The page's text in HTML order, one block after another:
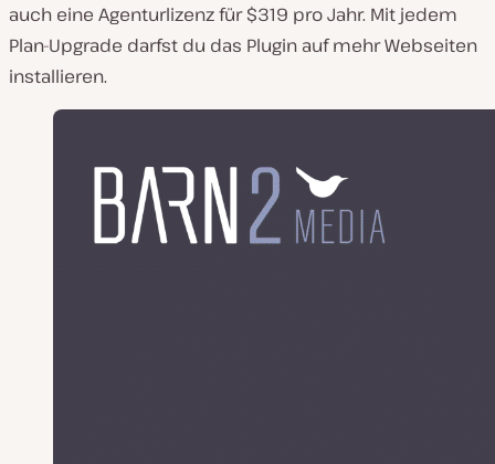
auch eine Agenturlizenz für $319 pro Jahr. Mit jedem
Plan-Upgrade darfst du das Plugin auf mehr Webseiten
installieren.